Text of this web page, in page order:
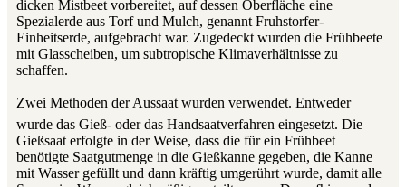
dicken Mistbeet vorbereitet, auf dessen Oberfläche eine
Spezialerde aus Torf und Mulch, genannt Fruhstorfer-
Einheitserde, aufgebracht war. Zugedeckt wurden die Frühbeete
mit Glasscheiben, um subtropische Klimaverhältnisse zu
schaffen.
Zwei Methoden der Aussaat wurden verwendet. Entweder
wurde das Gieß- oder das Handsaatverfahren eingesetzt. Die
Gießsaat erfolgte in der Weise, dass die für ein Frühbeet
benötigte Saatgutmenge in die Gießkanne gegeben, die Kanne
mit Wasser gefüllt und dann kräftig umgerührt wurde, damit alle